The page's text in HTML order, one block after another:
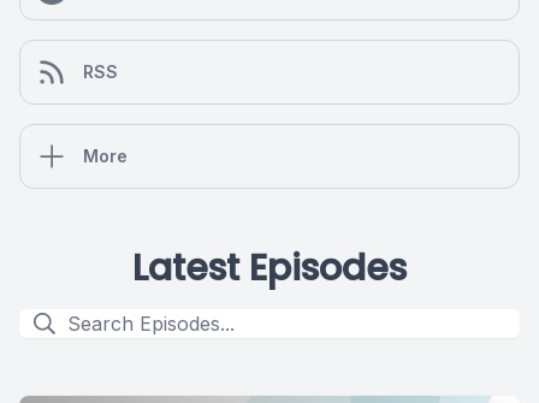
RSS
More
Latest Episodes